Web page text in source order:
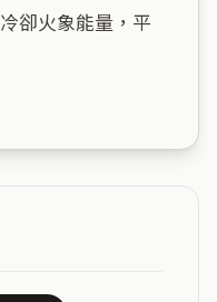
卻火象能量，平